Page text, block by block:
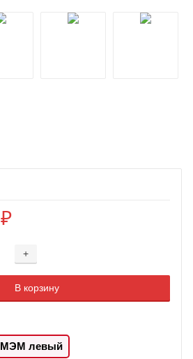
₽
+
Добавляется...
В корзину
Добавлен
МЭМ левый